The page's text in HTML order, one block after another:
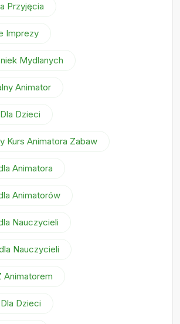
Przyjęcia
Imprezy
Mydlanych
Animator
Dzieci
Kurs Animatora Zabaw
Animatora
Animatorów
Nauczycieli
Nauczycieli
Animatorem
Dzieci